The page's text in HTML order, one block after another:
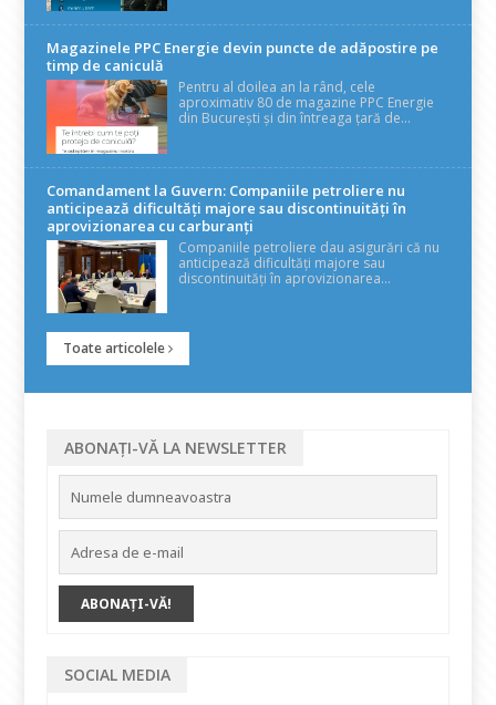
Magazinele PPC Energie devin puncte de adăpostire pe
timp de caniculă
Pentru al doilea an la rând, cele
aproximativ 80 de magazine PPC Energie
din București și din întreaga țară de...
Comandament la Guvern: Companiile petroliere nu
anticipează dificultăți majore sau discontinuități în
aprovizionarea cu carburanți
Companiile petroliere dau asigurări că nu
anticipează dificultăți majore sau
discontinuități în aprovizionarea...
Toate articolele
ABONAȚI-VĂ LA NEWSLETTER
SOCIAL MEDIA